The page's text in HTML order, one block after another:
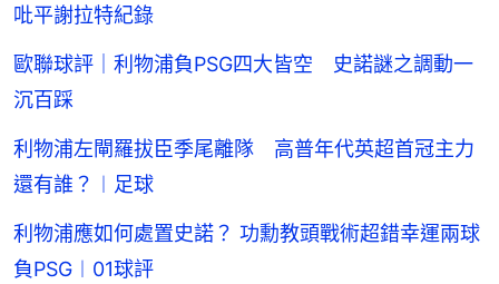
吡平謝拉特紀錄
歐聯球評｜利物浦負PSG四大皆空 史諾謎之調動一
沉百踩
利物浦左閘羅拔臣季尾離隊 高普年代英超首冠主力
還有誰？︱足球
利物浦應如何處置史諾？ 功勳教頭戰術超錯幸運兩球
負PSG︱01球評